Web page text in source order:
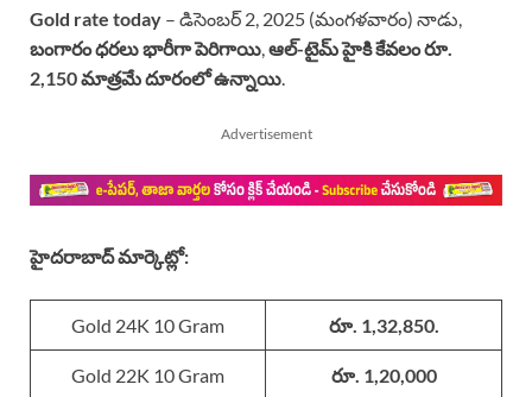
Gold rate today – డిసెంబర్ 2, 2025 (మంగళవారం) నాడు,
బంగారం ధరలు భారీగా పెరిగాయి,ఆల్-టైమ్ హైకి కేవలం రూ.
2,150 మాత్రమే దూరంలో ఉన్నాయి.
Advertisement
హైదరాబాద్ మార్కెట్లో:
Gold 24K 10 Gram రూ. 1,32,850.
Gold 22K 10 Gram రూ. 1,20,000